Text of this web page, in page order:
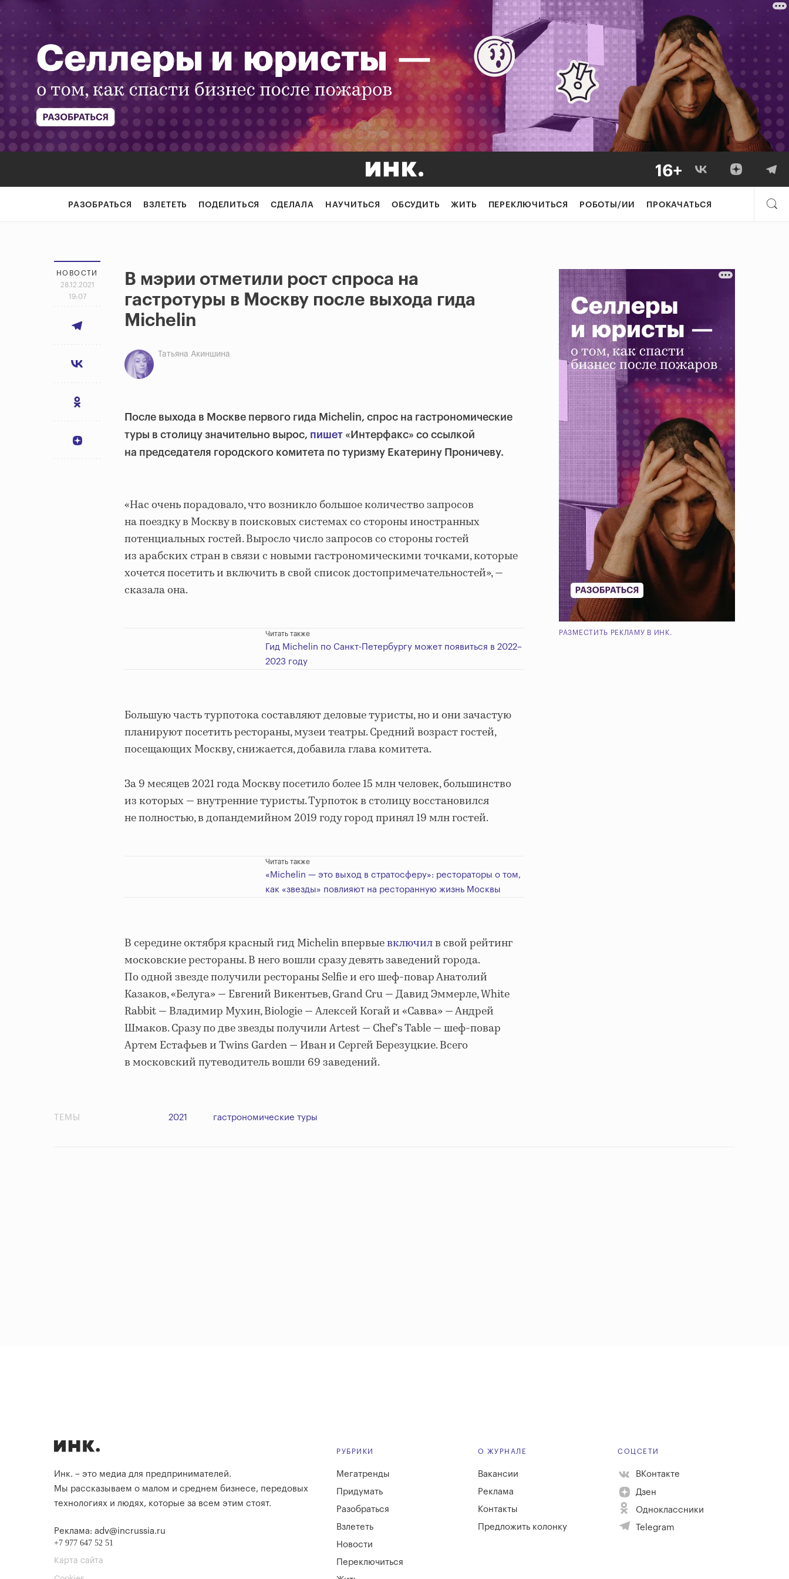
РАЗОБРАТЬСЯ ВЗЛЕТЕТЬ ПОДЕЛИТЬСЯ СДЕЛАЛА НАУЧИТЬСЯ ОБСУДИТЬ ЖИТЬ ПЕРЕКЛЮЧИТЬСЯ РОБОТЫ/ИИ ПРОКАЧАТЬСЯ
НОВОСТИ
28.12.2021
19:07
В мэрии отметили рост спроса на
гастротуры в Москву после выхода гида
Michelin
Татьяна Акиншина
После выхода в Москве первого гида Michelin, спрос на гастрономические
туры в столицу значительно вырос, пишет «Интерфакс» со ссылкой
на председателя городского комитета по туризму Екатерину Проничеву.
«Нас очень порадовало, что возникло большое количество запросов
на поездку в Москву в поисковых системах со стороны иностранных
потенциальных гостей. Выросло число запросов со стороны гостей
из арабских стран в связи с новыми гастрономическими точками, которые
хочется посетить и включить в свой список достопримечательностей», —
сказала она.
Читать также
Гид Michelin по Санкт-Петербургу может появиться в 2022–
2023 году
Большую часть турпотока составляют деловые туристы, но и они зачастую
планируют посетить рестораны, музеи театры. Средний возраст гостей,
посещающих Москву, снижается, добавила глава комитета.
За 9 месяцев 2021 года Москву посетило более 15 млн человек, большинство
из которых — внутренние туристы. Турпоток в столицу восстановился
не полностью, в допандемийном 2019 году город принял 19 млн гостей.
Читать также
«Michelin — это выход в стратосферу»: рестораторы о том,
как «звезды» повлияют на ресторанную жизнь Москвы
В середине октября красный гид Michelin впервыевключилв свой рейтинг
московские рестораны. В него вошли сразу девять заведений города.
По одной звезде получили рестораны Selfie и его шеф-повар Анатолий
Казаков, «Белуга» — Евгений Викентьев, Grand Cru — Давид Эммерле, White
Rabbit — Владимир Мухин, Biologie — Алексей Когай и «Савва» — Андрей
Шмаков. Сразу по две звезды получили Artest — Chef’s Table — шеф-повар
Артем Естафьев и Twins Garden — Иван и Сергей Березуцкие. Всего
в московский путеводитель вошли 69 заведений.
РАЗМЕСТИТЬ РЕКЛАМУ В ИНК.
ТЕМЫ 2021 гастрономические туры
Инк. – это медиа для предпринимателей.
Мы рассказываем о малом и среднем бизнесе, передовых
технологиях и людях, которые за всем этим стоят.
Реклама: adv@incrussia.ru
+7 977 647 52 51
Карта сайта
РУБРИКИ
Мегатренды
Придумать
Разобраться
Взлететь
Новости
Переключиться
О ЖУРНАЛЕ
Вакансии
Реклама
Контакты
Предложить колонку
СОЦСЕТИ
ВКонтакте
Дзен
Одноклассники
Telegram